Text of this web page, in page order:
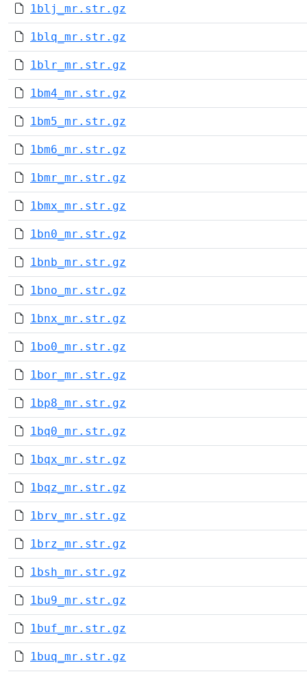
1blj_mr.str.gz
1blq_mr.str.gz
1blr_mr.str.gz
1bm4_mr.str.gz
1bm5_mr.str.gz
1bm6_mr.str.gz
1bmr_mr.str.gz
1bmx_mr.str.gz
1bn0_mr.str.gz
1bnb_mr.str.gz
1bno_mr.str.gz
1bnx_mr.str.gz
1bo0_mr.str.gz
1bor_mr.str.gz
1bp8_mr.str.gz
1bq0_mr.str.gz
1bqx_mr.str.gz
1bqz_mr.str.gz
1brv_mr.str.gz
1brz_mr.str.gz
1bsh_mr.str.gz
1bu9_mr.str.gz
1buf_mr.str.gz
1buq_mr.str.gz